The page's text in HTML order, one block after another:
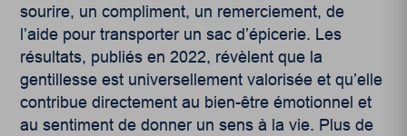
sourire, un compliment, un remerciement, de
l’aide pour transporter un sac d’épicerie. Les
résultats, publiés en 2022, révèlent que la
gentillesse est universellement valorisée et qu’elle
contribue directement au bien-être émotionnel et
au sentiment de donner un sens à la vie. Plus de